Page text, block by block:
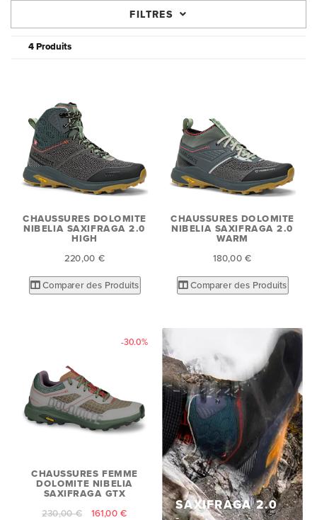
FILTRES
4 Produits
CHAUSSURES DOLOMITE
NIBELIA SAXIFRAGA 2.0
HIGH
220,00 €
Comparer des Produits
CHAUSSURES DOLOMITE
NIBELIA SAXIFRAGA 2.0
WARM
180,00 €
Comparer des Produits
-30.0%
CHAUSSURES FEMME
DOLOMITE NIBELIA
SAXIFRAGA GTX
230,00 €
161,00 €
SAXIFRAGA 2.0